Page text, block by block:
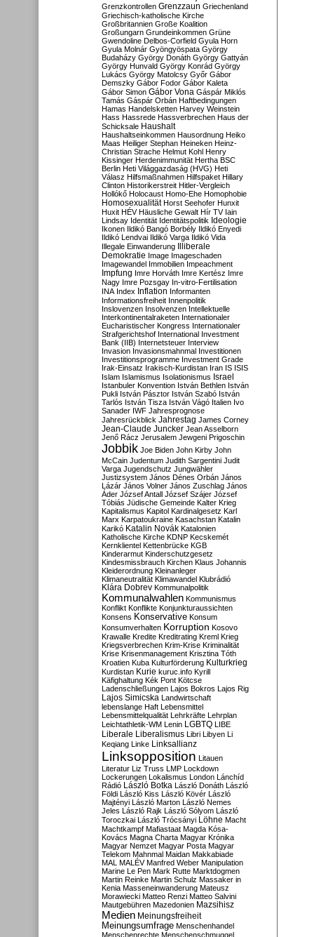
Grenzkontrollen Grenzzaun Griechenland
Griechisch-katholische Kirche
Großbritannien Große Koalition
Großungarn Grundeinkommen Grüne
Gwendoline Delbos-Corfield Gyula Horn
Gyula Molnár Gyöngyöspata György
Budaházy György Donáth György Gattyán
György Hunvald György Konrád György
Lukács György Matolcsy Győr Gábor
Demszky Gábor Fodor Gábor Kaleta
Gábor Simon Gábor Vona Gáspár Miklós
Tamás Gáspár Orbán Haftbedingungen
Hamas Handelsketten Harvey Weinstein
Hass Hassrede Hassverbrechen Haus der
Schicksale Haushalt
Haushaltseinkommen Hausordnung Heiko
Maas Heiliger Stephan Heineken Heinz-
Christian Strache Helmut Kohl Henry
Kissinger Herdenimmunität Hertha BSC
Berlin Heti Világgazdaság (HVG) Heti
Válasz Hilfsmaßnahmen Hilfspaket Hillary
Clinton Historikerstreit Hitler-Vergleich
Hollókő Holocaust Homo-Ehe Homophobie
Homosexualität Horst Seehofer Hunxit
Huxit HÉV Häusliche Gewalt Hír TV Iain
Lindsay Identität Identitätspolitik Ideologie
Ikonen Ildikó Bangó Borbély Ildikó Enyedi
Ildikó Lendvai Ildikó Varga Ildikó Vida
Illegale Einwanderung Illiberale
Demokratie Image Imageschaden
Imagewandel Immobilien Impeachment
Impfung Imre Horváth Imre Kertész Imre
Nagy Imre Pozsgay In-vitro-Fertilisation
INA Index Inflation Informanten
Informationsfreiheit Innenpolitik
Inslovenzen Insolvenzen Intellektuelle
Interkontinentalraketen Internationaler
Eucharistischer Kongress Internationaler
Strafgerichtshof International Investment
Bank (IIB) Internetsteuer Interview
Invasion Invasionsmahnmal Investitionen
Investitionsprogramme Investment Grade
Irak-Einsatz Irakisch-Kurdistan Iran IS ISIS
Islam Islamismus Isolationismus Israel
Istanbuler Konvention István Bethlen István
Pukli István Pásztor István Szabó István
Tarlós István Tisza István Vágó Italien Ivo
Sanader IWF Jahresprognose
Jahresrückblick Jahrestag James Corney
Jean-Claude Juncker Jean Asselborn
Jenő Rácz Jerusalem Jewgeni Prigoschin
Jobbik Joe Biden John Kirby John
McCain Judentum Judith Sargentini Judit
Varga Jugendschutz Jungwähler
Justizsystem János Dénes Orbán János
Lázár János Volner János Zuschlag János
Áder József Antall József Szájer József
Tóbiás Jüdische Gemeinde Kalter Krieg
Kapitalismus Kapitol Kardinalgesetz Karl
Marx Karpatoukraine Kasachstan Katalin
Karikó Katalin Novák Katalonien
Katholische Kirche KDNP Kecskemét
Kernklientel Kettenbrücke KGB
Kinderarmut Kinderschutzgesetz
Kindesmissbrauch Kirchen Klaus Johannis
Kleiderordnung Kleinanleger
Klimaneutralität Klimawandel Klubrádió
Klára Dobrev Kommunalpolitik
Kommunalwahlen Kommunismus
Konflikt Konflikte Konjunkturaussichten
Konsens Konservative Konsum
Konsumverhalten Korruption Kosovo
Krawalle Kredite Kreditrating Kreml Krieg
Kriegsverbrechen Krim-Krise Kriminalität
Krise Krisenmanagement Krisztina Tóth
Kroatien Kuba Kulturförderung Kulturkrieg
Kurdistan Kurie kuruc.info Kyrill
Käfighaltung Kék Pont Kötcse
Ladenschließungen Lajos Bokros Lajos Rig
Lajos Simicska Landwirtschaft
lebenslange Haft Lebensmittel
Lebensmittelqualität Lehrkräfte Lehrplan
Leichtathletik-WM Lenin LGBTQ LIBE
Liberale Liberalismus Libri Libyen Li
Keqiang Linke Linksallianz
Linksopposition Litauen
Literatur Liz Truss LMP Lockdown
Lockerungen Lokalismus London Lánchíd
Rádió
László Botka László Donáth László
Földi László Kiss László Kövér László
Majtényi László Marton László Nemes
Jeles László Rajk László Sólyom László
Toroczkai László Trócsányi Löhne Macht
Machtkampf Mafiastaat Magda Kósa-
Kovács Magna Charta Magyar Krónika
Magyar Nemzet Magyar Posta Magyar
Telekom Mahnmal Maidan Makkabiade
MAL MALÉV Manfred Weber Manipulation
Marine Le Pen Mark Rutte Marktdogmen
Martin Reinke Martin Schulz Massaker in
Kenia Masseneinwanderung Mateusz
Morawiecki Matteo Renzi Matteo Salvini
Mautgebühren Mazedonien Mazsihisz
Medien Meinungsfreiheit
Meinungsumfrage Menschenhandel
Menschenrechte Menschenschmuggel